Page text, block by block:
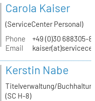
Carola Kaiser
(ServiceCenter Personal)
Phone
+49 (0)30 688305-
Email
Kerstin Nabe
Titelverwaltung/
(SC H-8)